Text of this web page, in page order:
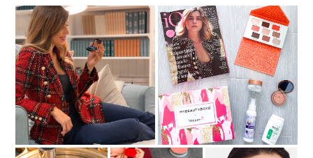
LES PHYTO-OMBRES DI SISLEY:
OMBRETTI LUMINOSI A LUNGA
TENUTA
MYBEAUTYBOX: WOW BOX BY
VEEPEE